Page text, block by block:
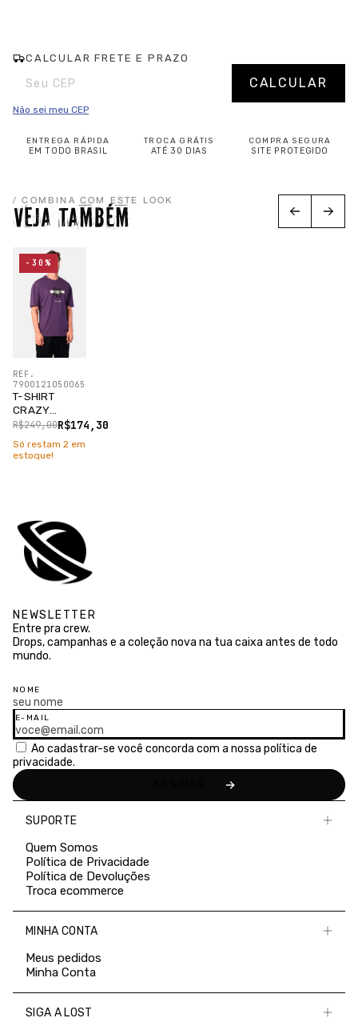
CALCULAR FRETE E PRAZO
Entregas para o CEP: Alterar CEP
CALCULAR
Não sei meu CEP
ENTREGA RÁPIDA
EM TODO BRASIL
TROCA GRÁTIS
ATÉ 30 DIAS
COMPRA SEGURA
SITE PROTEGIDO
/ COMBINA COM ESTE LOOK
VEJA TAMBÉM
T-SHIRT
CRAZY
JOKER ROXOR$174,30
R$249,00
REF.
7900121050065
-30%
Só restam 2 em
estoque!
NEWSLETTER
Entre pra crew.
Drops, campanhas e a coleção nova na tua caixa antes de todo
mundo.
NOME
E-MAIL
Ao cadastrar-se você concorda com a nossa política de
privacidade.
SUPORTE
Quem Somos
Política de Privacidade
Política de Devoluções
Troca ecommerce
MINHA CONTA
Meus pedidos
Minha Conta
SIGA A LOST